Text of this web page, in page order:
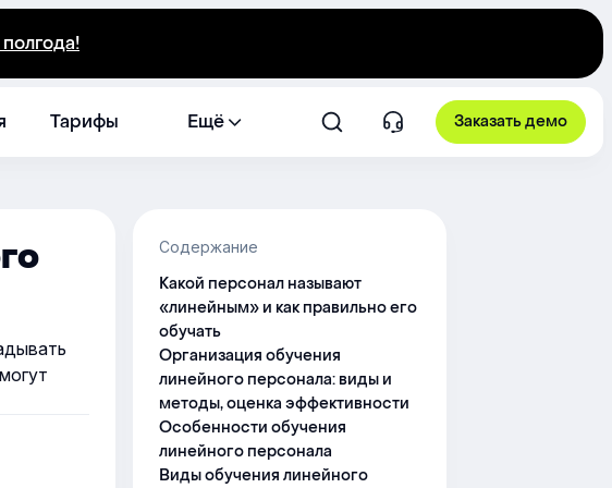
Тарифы Ещё Заказать демо
Содержание
Какой персонал называют
«линейным» и как правильно его
обучать
Организация обучения
линейного персонала: виды и
методы, оценка эффективности
Особенности обучения
линейного персонала
Виды обучения линейного